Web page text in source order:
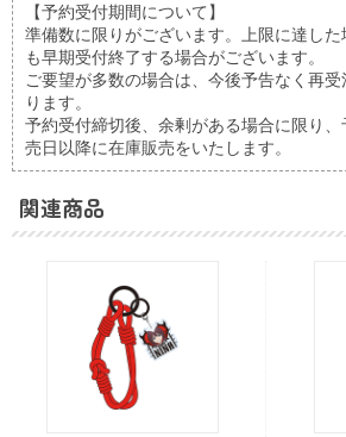
【予約受付期間について】
準備数に限りがございます。上限に達し
も早期受付終了する場合がございます。
ご要望が多数の場合は、今後予告なく再
ります。
予約受付締切後、余剰がある場合に限り
売日以降に在庫販売をいたします。
関連商品